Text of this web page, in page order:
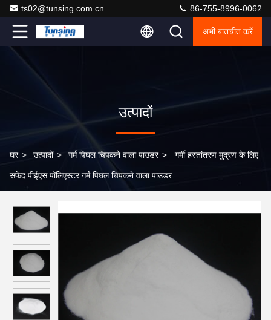
ts02@tunsing.com.cn 86-755-8996-0062
अभी बातचीत करें
उत्पादों
घर > उत्पादों > गर्म पिघल चिपकने वाला पाउडर > गर्मी हस्तांतरण मुद्रण के लिए
सफेद पीईएस पॉलिएस्टर गर्म पिघल चिपकने वाला पाउडर